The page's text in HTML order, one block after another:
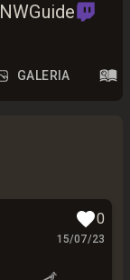
GALERIA
0
15/07/23